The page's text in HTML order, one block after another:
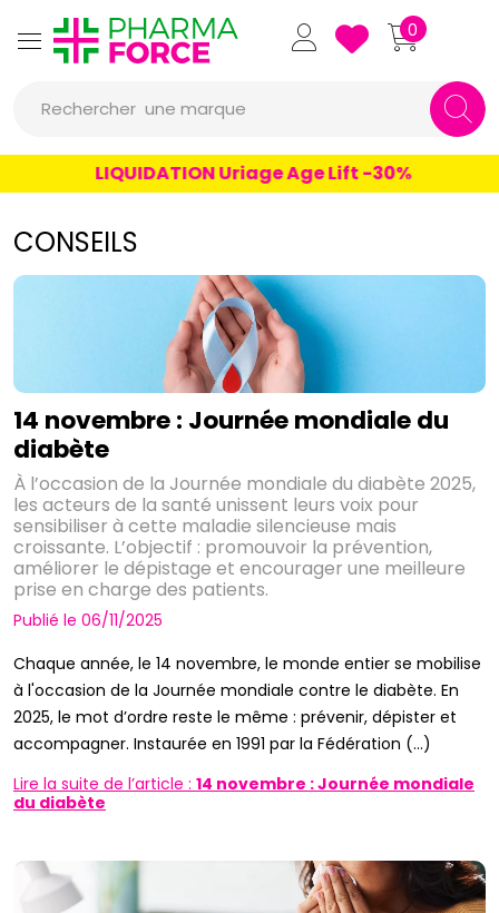
Pharmaforce Grande
0
Rechercher une marque
un conseil
un produit
LIQUIDATION Uriage Age Lift -30%
CONSEILS
14 novembre : Journée mondiale du
diabète
À l’occasion de la Journée mondiale du diabète 2025,
les acteurs de la santé unissent leurs voix pour
sensibiliser à cette maladie silencieuse mais
croissante. L’objectif : promouvoir la prévention,
améliorer le dépistage et encourager une meilleure
prise en charge des patients.
Publié le 06/11/2025
Chaque année, le 14 novembre, le monde entier se mobilise
à l'occasion de la Journée mondiale contre le diabète. En
2025, le mot d’ordre reste le même : prévenir, dépister et
accompagner. Instaurée en 1991 par la Fédération (...)
Lire la suite de l’article : 14 novembre : Journée mondiale
du diabète